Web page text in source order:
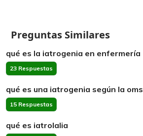
Preguntas Similares
qué es la iatrogenia en enfermería
23 Respuestas
qué es una iatrogenia según la oms
15 Respuestas
qué es iatrolalia